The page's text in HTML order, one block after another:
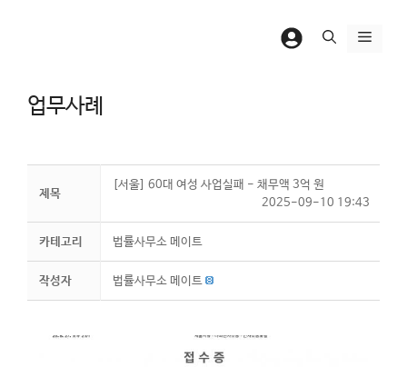
메
업무사례
제목
[서울] 60대 여성 사업실패 - 채무액 3억 원
2025-09-10 19:43
카테고리 법률사무소 메이트
작성자 법률사무소 메이트